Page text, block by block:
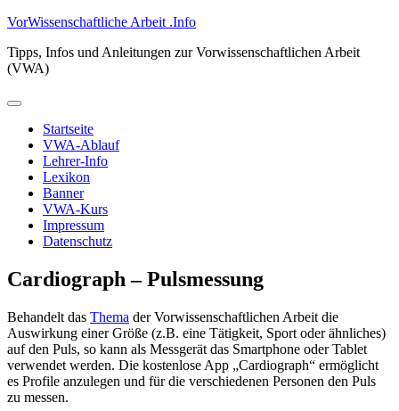
Zum
springen
VorWissenschaftliche Arbeit .Info
Tipps, Infos und Anleitungen zur Vorwissenschaftlichen Arbeit
(VWA)
Primäres
Startseite
VWA-Ablauf
Lehrer-Info
Lexikon
Banner
VWA-Kurs
Impressum
Datenschutz
Cardiograph – Pulsmessung
Behandelt das Thema der Vorwissenschaftlichen Arbeit die
Auswirkung einer Größe (z.B. eine Tätigkeit, Sport oder ähnliches)
auf den Puls, so kann als Messgerät das Smartphone oder Tablet
verwendet werden. Die kostenlose App „Cardiograph“ ermöglicht
es Profile anzulegen und für die verschiedenen Personen den Puls
zu messen.